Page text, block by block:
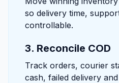
so delivery time,
controllable.
3. Reconcile COD
Track orders, courier
cash, failed delivery